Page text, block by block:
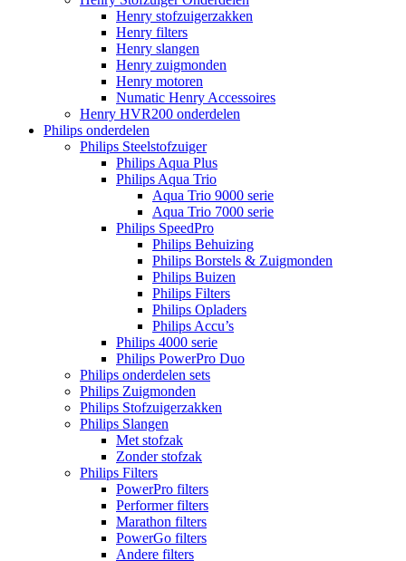
Henry stofzuigerzakken
Henry filters
Henry slangen
Henry zuigmonden
Henry motoren
Numatic Henry Accessoires
Henry HVR200 onderdelen
Philips onderdelen
Philips Steelstofzuiger
Philips Aqua Plus
Philips Aqua Trio
Aqua Trio 9000 serie
Aqua Trio 7000 serie
Philips SpeedPro
Philips Behuizing
Philips Borstels & Zuigmonden
Philips Buizen
Philips Filters
Philips Opladers
Philips Accu’s
Philips 4000 serie
Philips PowerPro Duo
Philips onderdelen sets
Philips Zuigmonden
Philips Stofzuigerzakken
Philips Slangen
Met stofzak
Zonder stofzak
Philips Filters
PowerPro filters
Performer filters
Marathon filters
PowerGo filters
Andere filters